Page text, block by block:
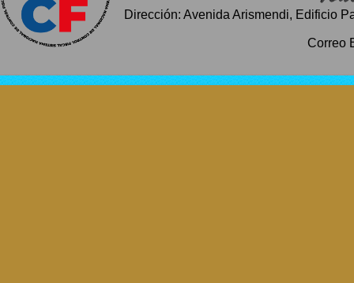
Dirección: Avenida Arismendi, Edificio
Correo